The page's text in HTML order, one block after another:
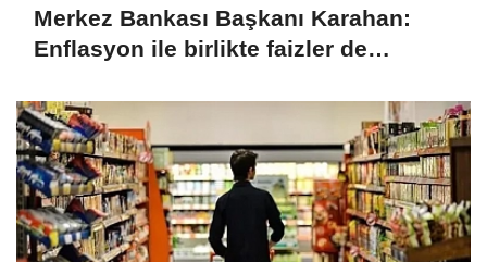
Merkez Bankası Başkanı Karahan:
Enflasyon ile birlikte faizler de